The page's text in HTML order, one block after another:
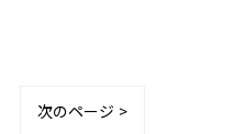
次のページ >